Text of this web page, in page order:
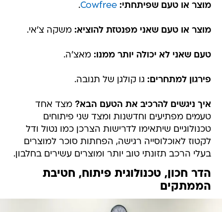
מוצר או טעם שפיתחתי: Cowfree
.
מוצר או טעם שאני מפנטזת להוציא: משקה צ'אי.
טעם שאני לא יכולה יותר ממנו: מאצ'ה.
פירגון למתחרים: גו קולגן של תנובה.
איך ניגשים להרכיב את הטעם הבא? מצד אחד
טעמים מפתיעים וחדשנות ומצד שני פיתוחים
טכנולוגיים שיתאימו לדרישות הצרכן כמו נטול ודל
לקטוז לאוכלוסייה רגישה, הפחתות סוכר למוצרים
בעלי הרכב תזונתי טוב יותר ומוצרים עשירים בחלבון.
הדר חכון, טכנולוגית פיתוח, חטיבת
הממתקים